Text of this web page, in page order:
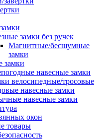
замки без ручек
Магнитные/бесшумные
замки
замки
навесные замки
велосипедные/тросовые
навесные замки
навесные замки
окон
товары